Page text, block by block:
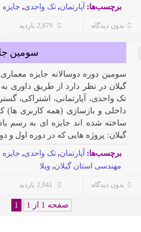
برچسب‌ها: آپارتمان,تک واحدی,
بدون دیدگاه 2,879 بازدید
سومین
سومین دوره دوسالانه جایزه
ساخته شده اند جایزه ای به رسم
گیلان: پروژه هایی که در دوره اول و
برچسب‌ها: آپارتمان,تک واحدی,
مهندسی استان گیلان, ویلا
بدون دیدگاه
صفحه 1 از 1 1